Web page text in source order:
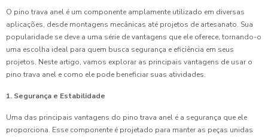
O pino trava anel é um componente amplamente utilizado em diversas
aplicações, desde montagens mecânicas até projetos de artesanato. Sua
popularidade se deve a uma série de vantagens que ele oferece, tornando-o
uma escolha ideal para quem busca segurança e eficiência em seus
projetos. Neste artigo, vamos explorar as principais vantagens de usar o
pino trava anel e como ele pode beneficiar suas atividades.
1. Segurança e Estabilidade
Uma das principais vantagens do pino trava anel é a segurança que ele
proporciona. Esse componente é projetado para manter as peças unidas